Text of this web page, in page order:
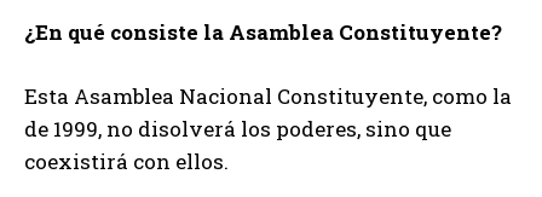
¿En qué consiste la Asamblea Constituyente?
Esta Asamblea Nacional Constituyente, como la
de 1999, no disolverá los poderes, sino que
coexistirá con ellos.